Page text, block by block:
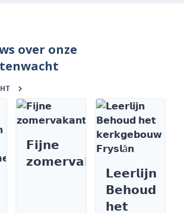
over onze
𝗙𝗶𝗷𝗻𝗲
𝘇𝗼𝗺𝗲𝗿𝘃𝗮𝗸𝗮𝗻𝘁𝗶𝗲
𝗟𝗲𝗲𝗿𝗹𝗶𝗷𝗻
𝗕𝗲𝗵𝗼𝘂𝗱
𝗵𝗲𝘁